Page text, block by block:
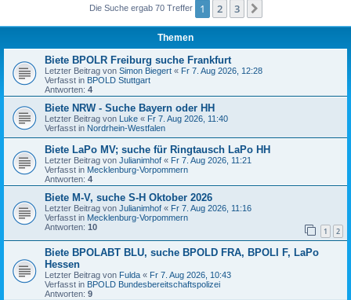
Die Suche ergab 70 Treffer 1 2 3
Themen
Biete BPOLR Freiburg suche Frankfurt
Letzter Beitrag von Simon Biegert « Fr 7. Aug 2026, 12:28
Verfasst in BPOLD Stuttgart
Antworten: 4
Biete NRW - Suche Bayern oder HH
Letzter Beitrag von Luke « Fr 7. Aug 2026, 11:40
Verfasst in Nordrhein-Westfalen
Biete LaPo MV; suche für Ringtausch LaPo HH
Letzter Beitrag von Julianimhof « Fr 7. Aug 2026, 11:21
Verfasst in Mecklenburg-Vorpommern
Antworten: 4
Biete M-V, suche S-H Oktober 2026
Letzter Beitrag von Julianimhof « Fr 7. Aug 2026, 11:16
Verfasst in Mecklenburg-Vorpommern
Antworten: 10 1 2
Biete BPOLABT BLU, suche BPOLD FRA, BPOLI F, LaPo
Hessen
Letzter Beitrag von Fulda « Fr 7. Aug 2026, 10:43
Verfasst in BPOLD Bundesbereitschaftspolizei
Antworten: 9